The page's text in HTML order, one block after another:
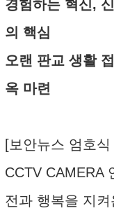
경험하는 혁신,
의 핵심
오랜 판교 생활
옥 마련
[보안뉴스 엄호
CCTV CAMERA
전과 행복을 지